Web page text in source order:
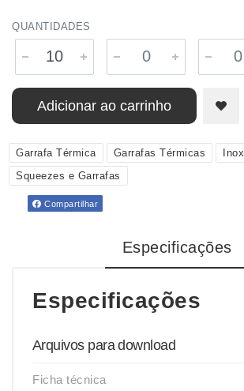
QUANTIDADES
Adicionar ao carrinho
Garrafa Térmica Garrafas Térmicas
Inox
Squeezes e Garrafas
Compartilhar
Especificações
Especificações
Arquivos para download
Ficha técnica